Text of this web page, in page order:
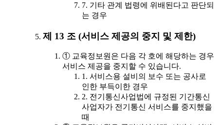
7. 기타 관계 법령에 위배된다고 판단되
는 경우
제 13 조 (서비스 제공의 중지 및 제한)
① 교육정보원은 다음 각 호에 해당하는 경우
서비스 제공을 중지할 수 있습니다.
1. 서비스용 설비의 보수 또는 공사로
인한 부득이한 경우
2. 전기통신사업법에 규정된 기간통신
사업자가 전기통신 서비스를 중지했을
때